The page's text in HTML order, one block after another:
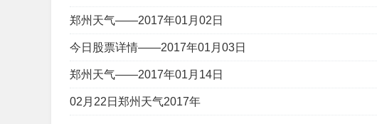
郑州天气——2017年01月02日
今日股票详情——2017年01月03日
郑州天气——2017年01月14日
02月22日郑州天气2017年